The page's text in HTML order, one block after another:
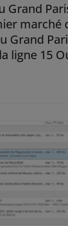
Grand
marché
Grand
ligne 15